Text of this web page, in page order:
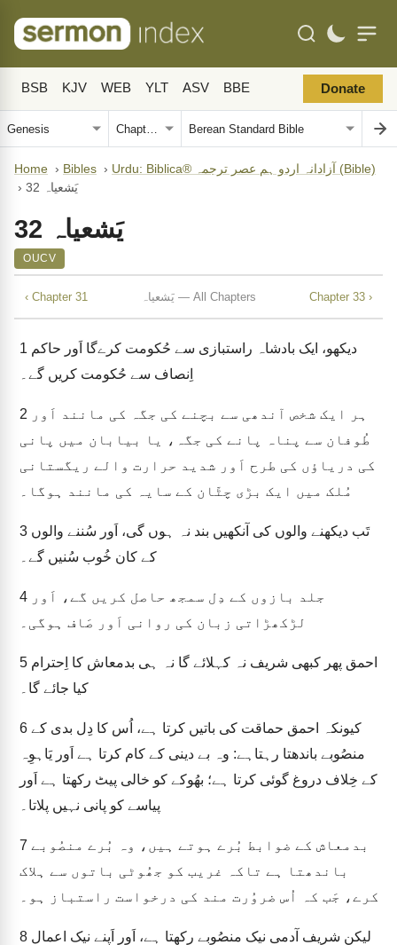
BSB KJV WEB YLT ASV BBE Donate
Home › Bibles ›
Urdu: Biblica® آزادانہ اردو ہم عصر ترجمہ (Bible)
›
یَشعیاہ 32
یَشعیاہ 32
OUCV
‹ Chapter 31 یَشعیاہ — All Chapters Chapter 33 ›
1
اِنصاف سے حُکومت کریں گے۔
2
طُوفان سے پناہ پانے کی جگہ، یا بیابان میں پانی
کی دریاؤں کی طرح اَور شدید حرارت والے ریگستانی
مُلک میں ایک بڑی چٹّان کے سایہ کی مانند ہوگا۔
3
کے کان خُوب سُنیں گے۔
4
لڑکھڑاتی زبان کی روانی اَور صَاف ہوگی۔
5
کیا جائے گا۔
6
منصُوبے باندھتا رہتاہے: وہ بے دینی کے کام کرتا ہے اَور یَاہوِہ
کے خِلاف دروغ گوئی کرتا ہے؛ بھُوکے کو خالی پیٹ رکھتا ہے اَور
پیاسے کو پانی نہیں پلاتا۔
7
باندھتا ہے تاکہ غریب کو جھُوٹی باتوں سے ہلاک
کرے، جَب کہ اُس ضروُرت مند کی درخواست راستباز ہو۔
8